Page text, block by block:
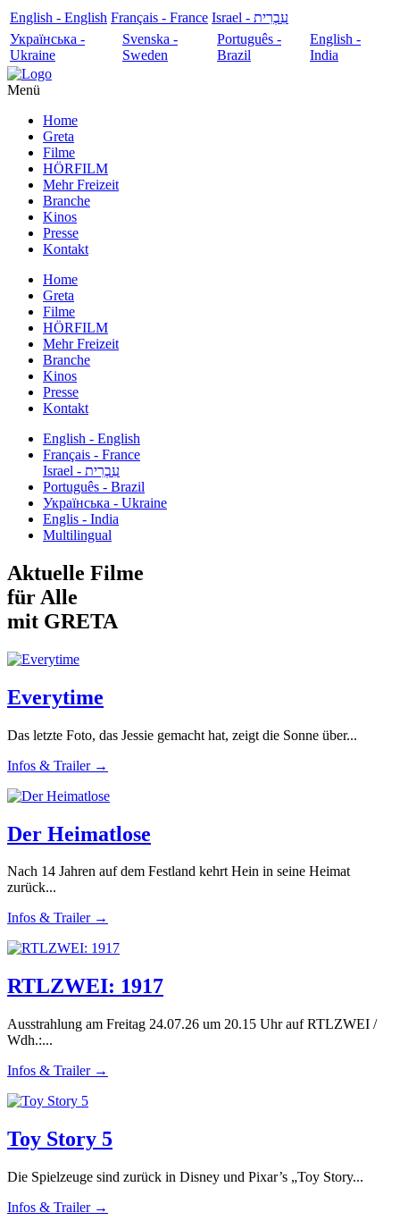
English - English Français - France
עִבְרִית - Israel
Українська -
Ukraine
Svenska -
Sweden
Português -
Brazil
English -
India
Menü
Home
Greta
Filme
HÖRFILM
Mehr Freizeit
Branche
Kinos
Presse
Kontakt
Home
Greta
Filme
HÖRFILM
Mehr Freizeit
Branche
Kinos
Presse
Kontakt
English - English
Français - France
עִבְרִית - Israel
Português - Brazil
Українська - Ukraine
Englis - India
Multilingual
Aktuelle Filme
für Alle
mit GRETA
Everytime
Das letzte Foto, das Jessie gemacht hat, zeigt die Sonne über...
Infos & Trailer →
Der Heimatlose
Nach 14 Jahren auf dem Festland kehrt Hein in seine Heimat
zurück...
Infos & Trailer →
RTLZWEI: 1917
Ausstrahlung am Freitag 24.07.26 um 20.15 Uhr auf RTLZWEI /
Wdh.:...
Infos & Trailer →
Toy Story 5
Die Spielzeuge sind zurück in Disney und Pixar’s „Toy Story...
Infos & Trailer →